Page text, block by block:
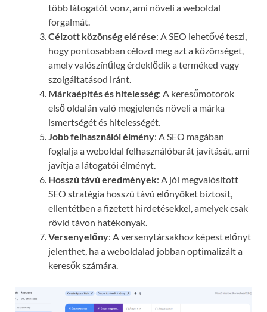
több látogatót vonz, ami növeli a weboldal
forgalmát.
Célzott közönség elérése: A SEO lehetővé teszi,
hogy pontosabban célozd meg azt a közönséget,
amely valószínűleg érdeklődik a terméked vagy
szolgáltatásod iránt.
Márkaépítés és hitelesség: A keresőmotorok
első oldalán való megjelenés növeli a márka
ismertségét és hitelességét.
Jobb felhasználói élmény: A SEO magában
foglalja a weboldal felhasználóbarát javítását, ami
javítja a látogatói élményt.
Hosszú távú eredmények: A jól megvalósított
SEO stratégia hosszú távú előnyöket biztosít,
ellentétben a fizetett hirdetésekkel, amelyek csak
rövid távon hatékonyak.
Versenyelőny: A versenytársakhoz képest előnyt
jelenthet, ha a weboldalad jobban optimalizált a
keresők számára.